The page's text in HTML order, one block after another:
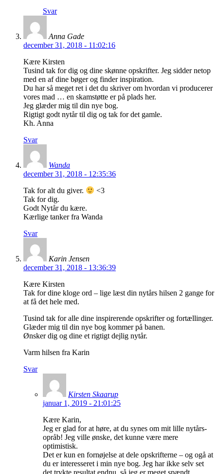
Svar
Anna Gade
december 31, 2018 - 11:02:16
Kære Kirsten
Tusind tak for dig og dine skønne opskrifter. Jeg sidder netop
med en af dine bøger og finder inspiration.
Du har så meget ret i det du skriver om hvordan vi producerer
vores mad … en skamstøtte er på plads her.
Jeg glæder mig til din nye bog.
Rigtigt godt nytår til dig og tak for det gamle.
Kh. Anna
Svar
Wanda
december 31, 2018 - 12:35:36
Tak for alt du giver.
<3
Tak for dig.
Godt Nytår du kære.
Kærlige tanker fra Wanda
Svar
Karin Jensen
december 31, 2018 - 13:36:39
Kære Kirsten
Tak for dine kloge ord – lige læst din nytårs hilsen 2 gange for
at få det hele med.
Tusind tak for alle dine inspirerende opskrifter og fortællinger.
Glæder mig til din nye bog kommer på banen.
Ønsker dig og dine et rigtigt dejlig nytår.
Varm hilsen fra Karin
Svar
Kirsten Skaarup
januar 1, 2019 - 21:01:25
Kære Karin,
Jeg er glad for at høre, at du synes om mit lille nytårs-
opråb! Jeg ville ønske, det kunne være mere
optimistisk.
Det er kun en fornøjelse at dele opskrifterne – og ogå at
du er interesseret i min nye bog. Jeg har ikke selv set
det trykte resultat endnu, så jeg er meget spændt.